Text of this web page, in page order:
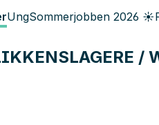
UngSommerjobben 2026 ☀️
/